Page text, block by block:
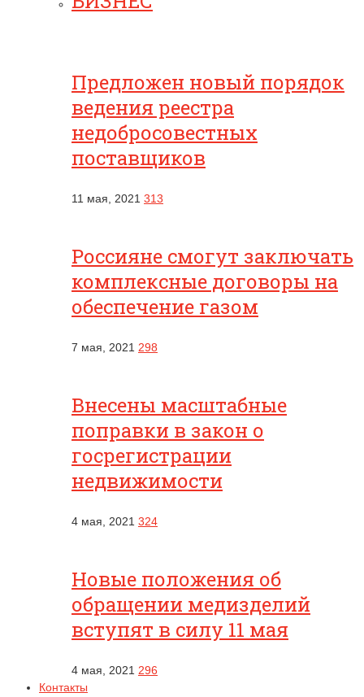
Предложен новый порядок
ведения реестра
недобросовестных
поставщиков
11 мая, 2021 313
Россияне смогут заключать
комплексные договоры на
обеспечение газом
7 мая, 2021 298
Внесены масштабные
поправки в закон о
госрегистрации
недвижимости
4 мая, 2021 324
Новые положения об
обращении медизделий
вступят в силу 11 мая
4 мая, 2021 296
Контакты